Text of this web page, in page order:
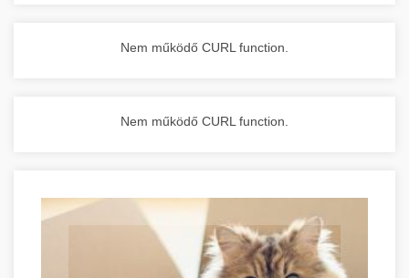
Nem működő CURL function.
Nem működő CURL function.